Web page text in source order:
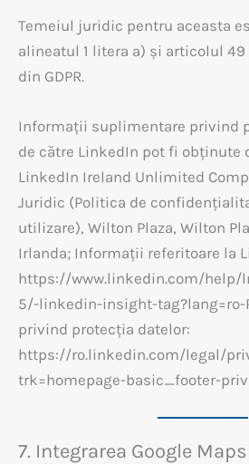
Temeiul juridic pentru aceasta
alineatul 1 litera a) și articolul
din GDPR.
Informații suplimentare privind
de către LinkedIn pot fi obținute
LinkedIn Ireland Unlimited
Juridic (Politica de
utilizare), Wilton Plaza, Wilton
Irlanda; Informații referitoare la
https://www.linkedin.com/help/
5/-linkedin-insight-tag?lang=ro-
privind protecția datelor:
https://ro.linkedin.com/legal/
trk=homepage-basic_footer-
7. Integrarea Google Maps